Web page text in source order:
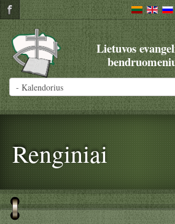
Lietuvos
Renginiai